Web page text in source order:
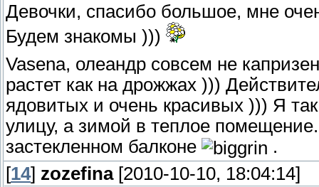
Девочки, спасибо большое, мне
Будем знакомы )))
Vasena, олеандр совсем не
растет как на дрожжах )))
ядовитых и очень красивых ))) Я
улицу, а зимой в теплое
застекленном балконе
.
[14] zozefina[2010-10-10, 18:04:14]